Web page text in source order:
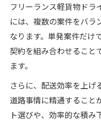
フリーランス軽貨物ドラ
には、複数の案件をバラ
なります。単発案件だけ
契約を組み合わせること
ます。
さらに、配送効率を上げ
道路事情に精通すること
ト選びや、効率的な積み